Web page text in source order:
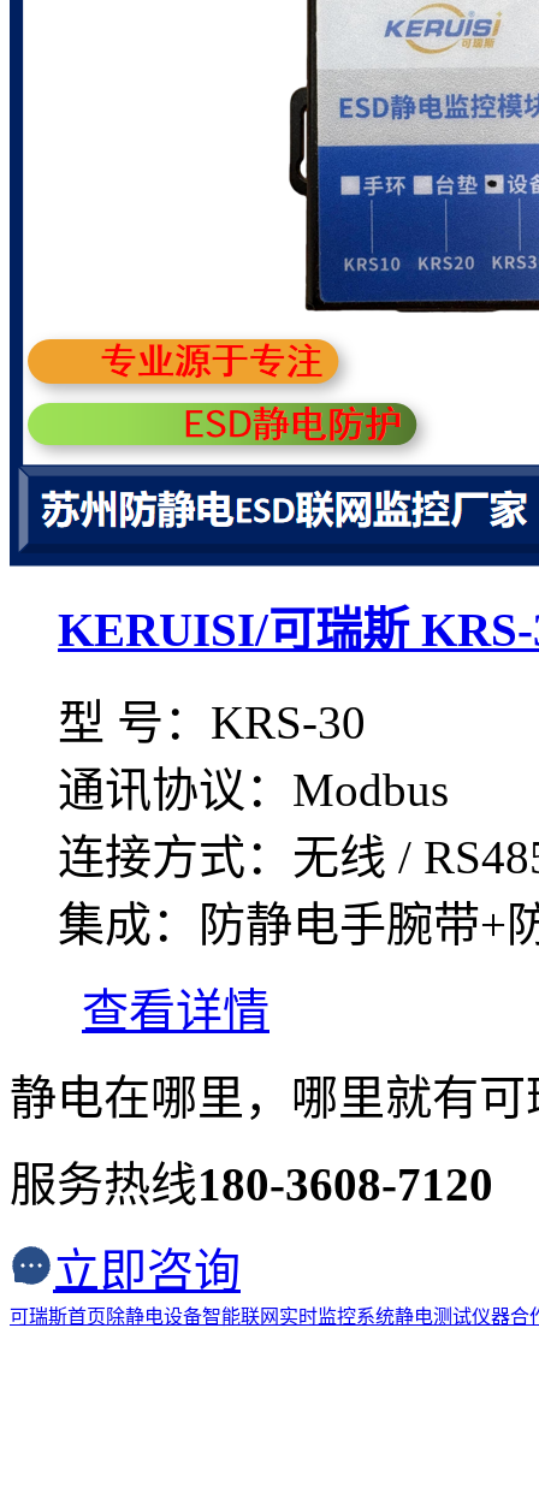
KERUISI/可瑞斯
型 号：KRS-30
通讯协议：Modbus
连接方式：无线 /
集成：防静电手腕带+
查看详情
静电在哪里，哪里就有可
服务热线180-3608-7120
立即咨询
可瑞斯首页除静电设备智能联网实时监控系统静电测试仪器合